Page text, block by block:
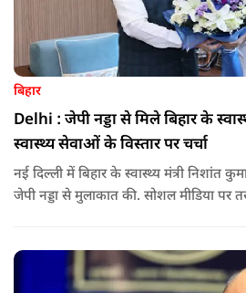
बिहार
Delhi : जेपी नड्डा से मिले बिहार के
स्वास्थ्य सेवाओं के विस्तार पर चर्चा
नई दिल्ली में बिहार के स्वास्थ्य मंत्री निशांत
जेपी नड्डा से मुलाकात की. सोशल मीडिया पर